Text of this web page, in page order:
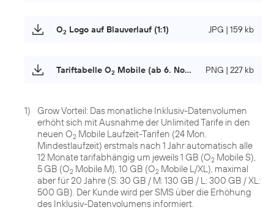
O2 Logo auf Blauverlauf (1:1) JPG | 159 kb
Tariftabelle O2 Mobile (ab 6. November 2024) PNG | 227 kb
1)
Grow Vorteil: Das monatliche Inklusiv-Datenvolumen
erhöht sich mit Ausnahme der Unlimited Tarife in den
neuen O2 Mobile Laufzeit-Tarifen (24 Mon.
Mindestlaufzeit) erstmals nach 1 Jahr automatisch alle
12 Monate tarifabhängig um jeweils 1 GB (O2 Mobile S),
5 GB (O2 Mobile M), 10 GB (O2 Mobile L/XL), maximal
aber für 20 Jahre (S: 30 GB / M: 130 GB / L: 300 GB / XL:
500 GB). Der Kunde wird per SMS über die Erhöhung
des Inklusiv-Datenvolumens informiert.